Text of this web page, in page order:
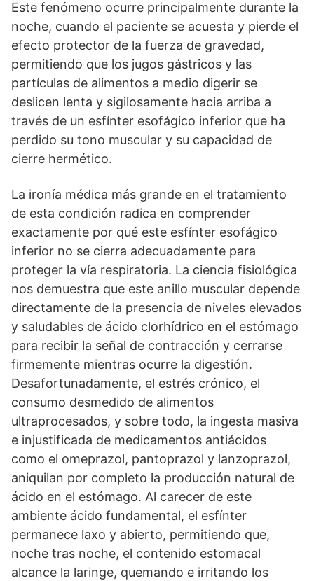
Este fenómeno ocurre principalmente durante la
noche, cuando el paciente se acuesta y pierde el
efecto protector de la fuerza de gravedad,
permitiendo que los jugos gástricos y las
partículas de alimentos a medio digerir se
deslicen lenta y sigilosamente hacia arriba a
través de un esfínter esofágico inferior que ha
perdido su tono muscular y su capacidad de
cierre hermético.
La ironía médica más grande en el tratamiento
de esta condición radica en comprender
exactamente por qué este esfínter esofágico
inferior no se cierra adecuadamente para
proteger la vía respiratoria. La ciencia fisiológica
nos demuestra que este anillo muscular depende
directamente de la presencia de niveles elevados
y saludables de ácido clorhídrico en el estómago
para recibir la señal de contracción y cerrarse
firmemente mientras ocurre la digestión.
Desafortunadamente, el estrés crónico, el
consumo desmedido de alimentos
ultraprocesados, y sobre todo, la ingesta masiva
e injustificada de medicamentos antiácidos
como el omeprazol, pantoprazol y lanzoprazol,
aniquilan por completo la producción natural de
ácido en el estómago. Al carecer de este
ambiente ácido fundamental, el esfínter
permanece laxo y abierto, permitiendo que,
noche tras noche, el contenido estomacal
alcance la laringe, quemando e irritando los